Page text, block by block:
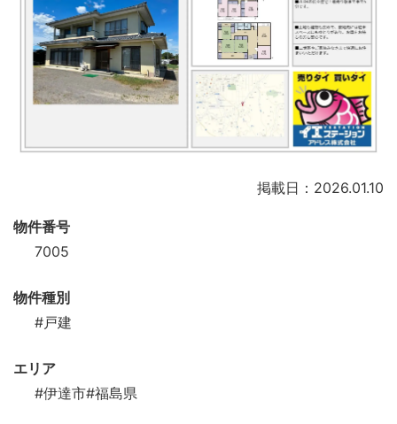
掲載日：2026.01.10
物件番号
7005
物件種別
#戸建
エリア
#伊達市#福島県